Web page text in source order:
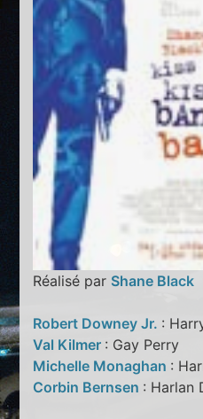
Réalisé par Shane Black
Robert Downey Jr. :
Val Kilmer : Gay Perry
Michelle Monaghan :
Corbin Bernsen : Harlan